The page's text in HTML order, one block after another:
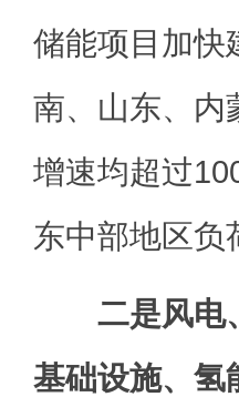
储能项目加快
南、山东、内
增速均超过
东中部地区负
二是风电
基础设施、氢